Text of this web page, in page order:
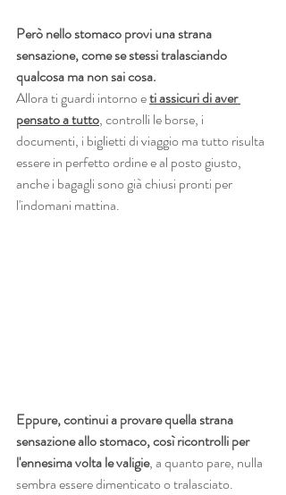
Però nello stomaco provi una strana
sensazione, come se stessi tralasciando
qualcosa ma non sai cosa.
Allora ti guardi intorno e ti assicuri di aver
pensato a tutto, controlli le borse, i
documenti, i biglietti di viaggio ma tutto risulta
essere in perfetto ordine e al posto giusto,
anche i bagagli sono già chiusi pronti per
l'indomani mattina.
Eppure, continui a provare quella strana
sensazione allo stomaco, così ricontrolli per
l'ennesima volta le valigie, a quanto pare, nulla
sembra essere dimenticato o tralasciato.